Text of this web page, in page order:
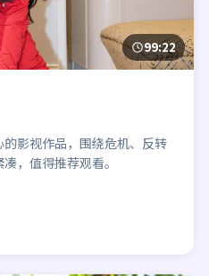
99:22
影视作品，围绕危机、反转
，值得推荐观看。